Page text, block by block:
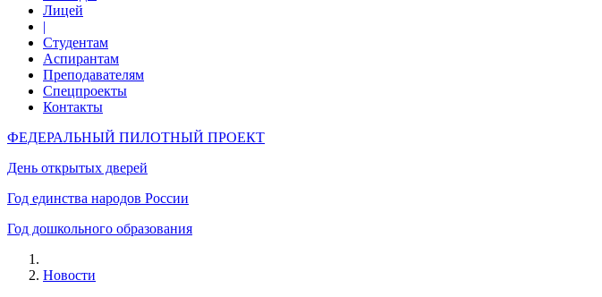
Лицей
|
Студентам
Аспирантам
Преподавателям
Спецпроекты
Контакты
ФЕДЕРАЛЬНЫЙ ПИЛОТНЫЙ ПРОЕКТ
День открытых дверей
Год единства народов России
Год дошкольного образования
Новости